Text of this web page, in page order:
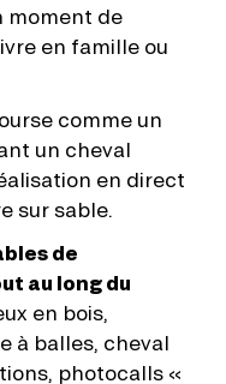
moment de
en famille ou
comme un
un cheval
en direct
sur sable.
de
au long du
en bois,
à balles, cheval
photocalls «